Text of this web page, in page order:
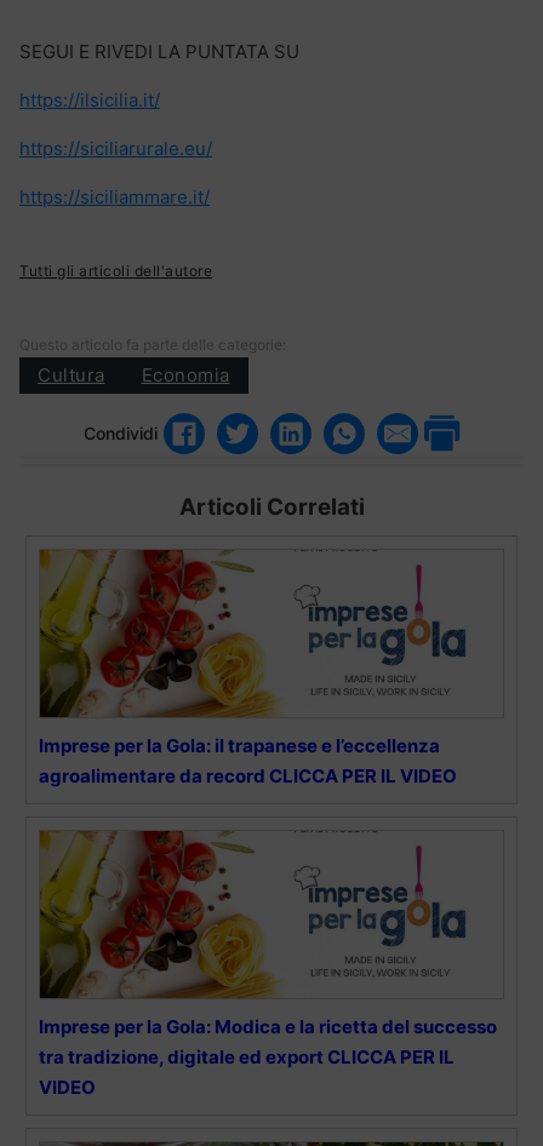
SEGUI E RIVEDI LA PUNTATA SU
https://ilsicilia.it/
https://siciliarurale.eu/
https://siciliammare.it/
Tutti gli articoli dell'autore
Questo articolo fa parte delle categorie:
Cultura Economia
Condividi
Articoli Correlati
Imprese per la Gola: il trapanese e l’eccellenza
agroalimentare da record CLICCA PER IL VIDEO
Imprese per la Gola: Modica e la ricetta del successo
tra tradizione, digitale ed export CLICCA PER IL
VIDEO